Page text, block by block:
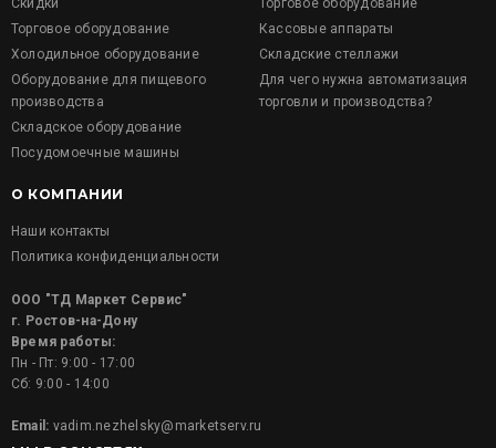
Скидки
Торговое оборудование
Холодильное оборудование
Оборудование для пищевого
производства
Складское оборудование
Посудомоечные машины
Торговое оборудование
Кассовые аппараты
Складские стеллажи
Для чего нужна автоматизация
торговли и производства?
О КОМПАНИИ
Наши контакты
Политика конфиденциальности
ООО "ТД Маркет Сервис"
г. Ростов-на-Дону
Время работы:
Пн - Пт: 9:00 - 17:00
Сб: 9:00 - 14:00
Email: vadim.nezhelsky@marketserv.ru